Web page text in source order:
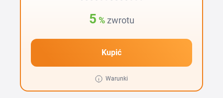
5 % zwrotu
Kupić
Warunki